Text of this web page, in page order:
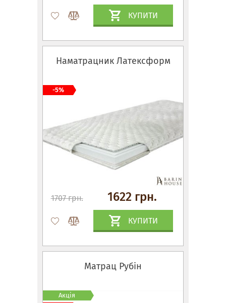
КУПИТИ
Наматрацник Латексформ
1707 грн. 1622 грн.
КУПИТИ
-5%
Матрац Рубін
Акція